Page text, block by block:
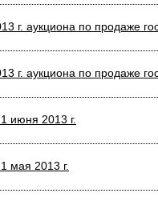
г. аукциона по продаже
г. аукциона по продаже
июня 2013 г.
мая 2013 г.